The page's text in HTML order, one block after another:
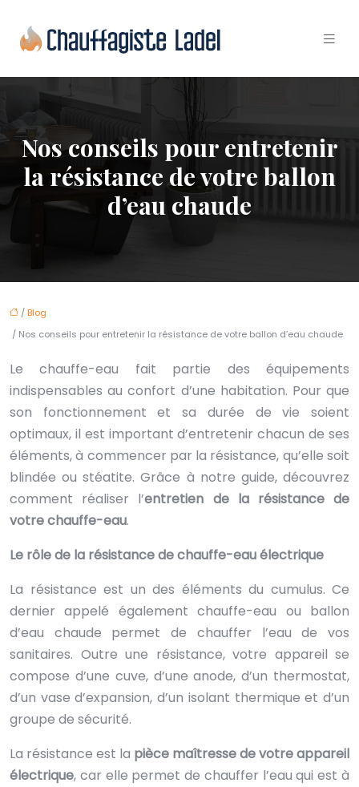
Nos conseils pour entretenir
la résistance de votre ballon
d’eau chaude
/ Blog
/ Nos conseils pour entretenir la résistance de votre ballon d’eau chaude
Le chauffe-eau fait partie des équipements
indispensables au confort d’une habitation. Pour que
son fonctionnement et sa durée de vie soient
optimaux, il est important d’entretenir chacun de ses
éléments, à commencer par la résistance, qu’elle soit
blindée ou stéatite. Grâce à notre guide, découvrez
comment réaliser l’entretien de la résistance de
votre chauffe-eau.
Le rôle de la résistance de chauffe-eau électrique
La résistance est un des éléments du cumulus. Ce
dernier appelé également chauffe-eau ou ballon
d’eau chaude permet de chauffer l’eau de vos
sanitaires. Outre une résistance, votre appareil se
compose d’une cuve, d’une anode, d’un thermostat,
d’un vase d’expansion, d’un isolant thermique et d’un
groupe de sécurité.
La résistance est la pièce maîtresse de votre appareil
électrique, car elle permet de chauffer l’eau qui est à